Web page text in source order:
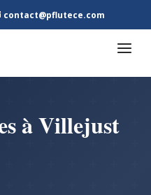
contact@pflutece.com
à Villejust